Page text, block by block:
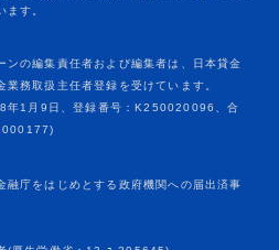
ンの編集責任者および編集者は、日本貸金
業務取扱主任者登録を受けています。
年1月9日、登録番号：K250020096、合
融庁をはじめとする政府機関への届出済事